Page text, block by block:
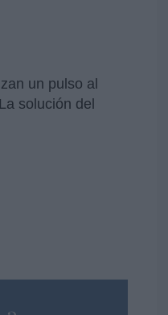
un pulso al
solución del